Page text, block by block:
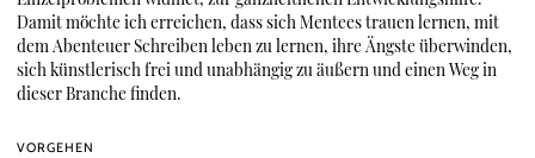
Damit möchte ich erreichen, dass sich Mentees trauen lernen, mit
dem Abenteuer Schreiben leben zu lernen, ihre Ängste überwinden,
sich künstlerisch frei und unabhängig zu äußern und einen Weg in
dieser Branche finden.
VORGEHEN